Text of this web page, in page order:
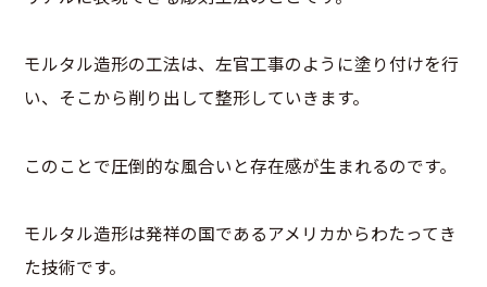
モルタル造形の工法は、左官工事のように塗り付けを行
い、そこから削り出して整形していきます。
このことで圧倒的な風合いと存在感が生まれるのです。
モルタル造形は発祥の国であるアメリカからわたってき
た技術です。